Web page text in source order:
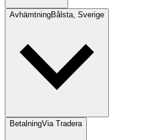
AvhämtningBålsta, Sverige
BetalningVia Tradera